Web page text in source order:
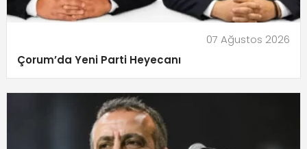
07 Ağustos 2026
Çorum’da Yeni Parti Heyecanı